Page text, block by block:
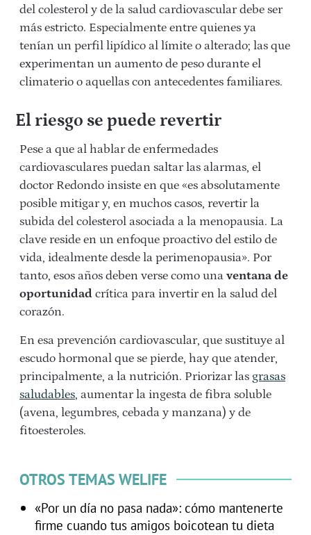
del colesterol y de la salud cardiovascular debe ser
más estricto. Especialmente entre quienes ya
tenían un perfil lipídico al límite o alterado; las que
experimentan un aumento de peso durante el
climaterio o aquellas con antecedentes familiares.
El riesgo se puede revertir
Pese a que al hablar de enfermedades
cardiovasculares puedan saltar las alarmas, el
doctor Redondo insiste en que «es absolutamente
posible mitigar y, en muchos casos, revertir la
subida del colesterol asociada a la menopausia. La
clave reside en un enfoque proactivo del estilo de
vida, idealmente desde la perimenopausia». Por
tanto, esos años deben verse como una ventana de
oportunidad crítica para invertir en la salud del
corazón.
En esa prevención cardiovascular, que sustituye al
escudo hormonal que se pierde, hay que atender,
principalmente, a la nutrición. Priorizar las grasas
saludables, aumentar la ingesta de fibra soluble
(avena, legumbres, cebada y manzana) y de
fitoesteroles.
OTROS TEMAS WELIFE
«Por un día no pasa nada»: cómo mantenerte
firme cuando tus amigos boicotean tu dieta